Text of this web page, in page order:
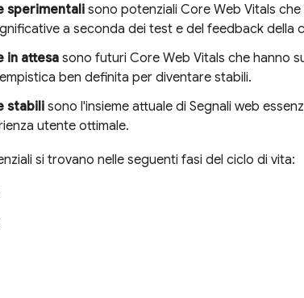
sperimentali sono potenziali Core Web Vitals
a seconda dei test e del feedback della
in attesa sono futuri Core Web Vitals che hanno
ben definita per diventare stabili.
stabilisono l'insieme attuale di Segnali web
utente ottimale.
si trovano nelle seguenti fasi del ciclo di vita: